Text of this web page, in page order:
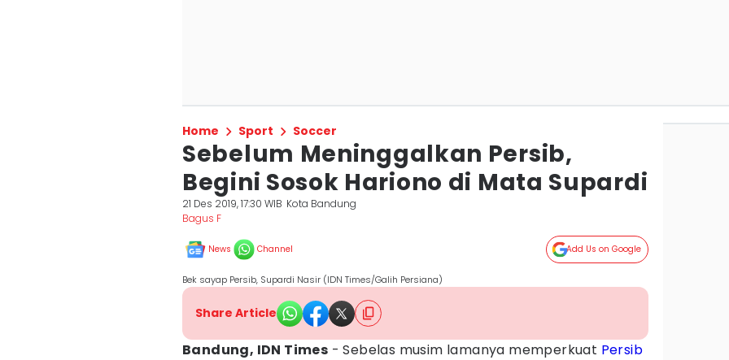
Home Sport Soccer
Sebelum Meninggalkan Persib,
Begini Sosok Hariono di Mata Supardi
21 Des 2019, 17:30 WIB Kota Bandung
Bagus F
News Channel Add Us on Google
Bek sayap Persib, Supardi Nasir (IDN Times/Galih Persiana)
Share Article
Bandung, IDN Times - Sebelas musim lamanya memperkuat Persib